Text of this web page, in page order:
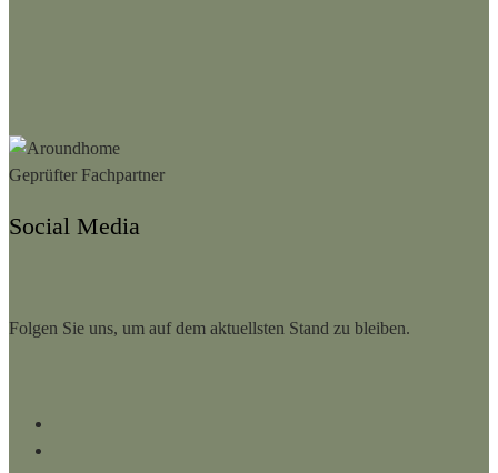
Social Media
Folgen Sie uns, um auf dem aktuellsten Stand zu bleiben.